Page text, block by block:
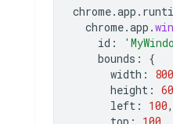
chrome.app .
chrome.app .
id :
bounds :
{
width : 800
height :
left : 100,